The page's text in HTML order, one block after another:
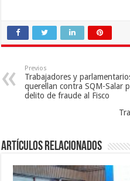
Previos
Trabajadores y
querellan contra SQM-Salar
delito de fraude al Fisco
Artículos Relacionados